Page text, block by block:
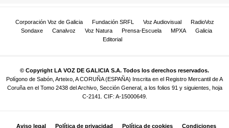
Corporación Voz de Galicia Fundación SRFL Voz Audiovisual
RadioVoz
Sondaxe
Canalvoz Voz Natura Prensa-Escuela MPXA
Galicia
Editorial
© Copyright LA VOZ DE GALICIA S.A. Todos los derechos reservados.
Polígono de Sabón, Arteixo, A CORUÑA (ESPAÑA) Inscrita en el Registro Mercantil de A
Coruña en el Tomo 2438 del Archivo, Sección General, a los folios 91 y siguientes, hoja
C-2141. CIF: A-15000649.
Aviso legal Política de privacidad Política de cookies Condiciones